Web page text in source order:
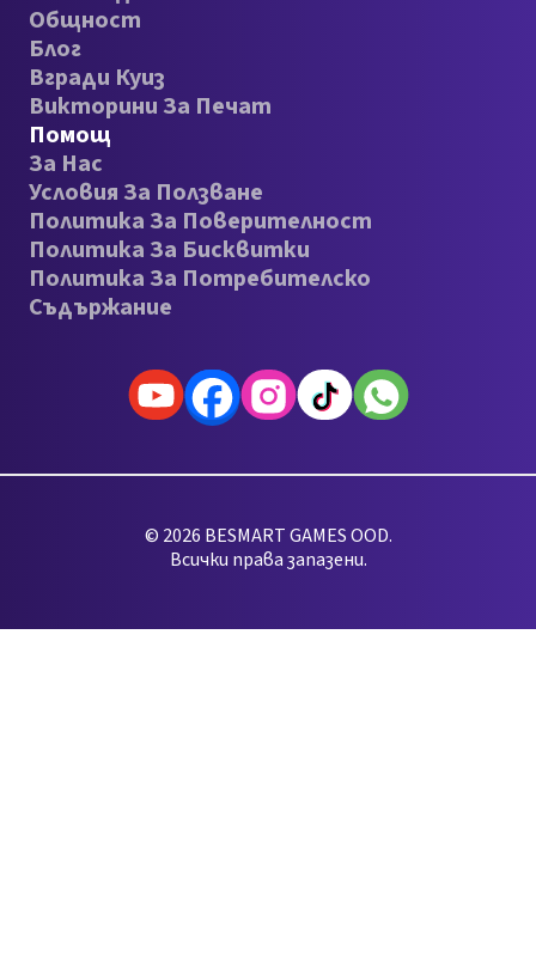
Общност
Блог
Вгради Куиз
Викторини За Печат
Помощ
За Нас
Условия За Ползване
Политика За Поверителност
Политика За Бисквитки
Политика За Потребителско
Съдържание
© 2026 BESMART GAMES OOD.
Всички права запазени.